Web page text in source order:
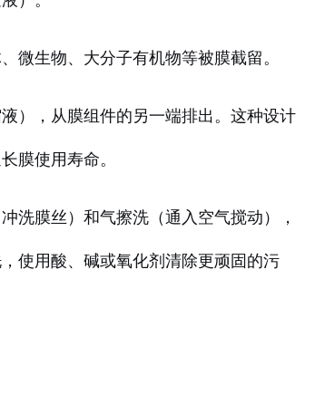
微生物、大分子有机物等被膜截留。
），从膜组件的另一端排出。这种设计
膜使用寿命。
洗膜丝）和气擦洗（通入空气搅动），
使用酸、碱或氧化剂清除更顽固的污